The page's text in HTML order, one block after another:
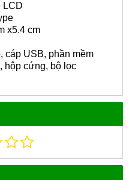
LCD
x5.4 cm
cáp USB, phần mềm
hộp cứng, bộ lọc